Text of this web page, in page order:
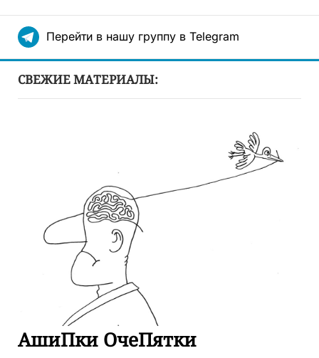
Перейти в нашу группу в Telegram
СВЕЖИЕ МАТЕРИАЛЫ:
АшиПки ОчеПятки